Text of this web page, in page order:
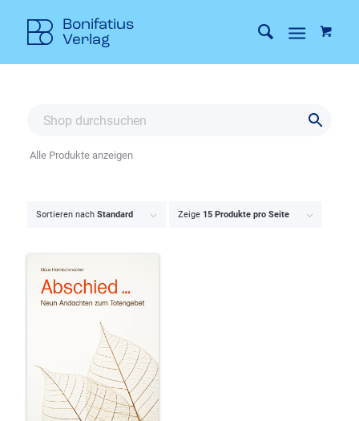
Sortieren nach Standard Zeige 15 Produkte pro Seite
Alle Produkte anzeigen